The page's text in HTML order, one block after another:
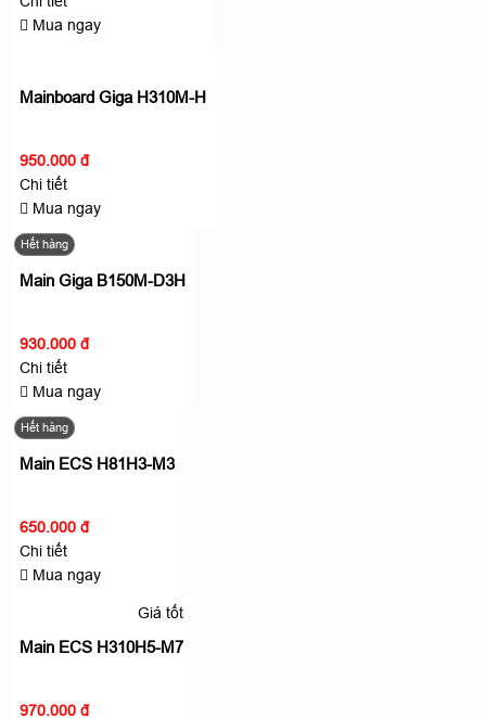
Mua ngay
Mainboard Giga H310M-H
950.000 đ
Chi tiết
Mua ngay
Hết hàng
Main Giga B150M-D3H
930.000 đ
Chi tiết
Mua ngay
Hết hàng
Main ECS H81H3-M3
650.000 đ
Chi tiết
Mua ngay
Giá tốt
Main ECS H310H5-M7
970.000 đ